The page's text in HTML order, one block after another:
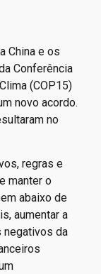
dos anos
China e os
Conferência
novo acordo.
no
regras e
o
abaixo de